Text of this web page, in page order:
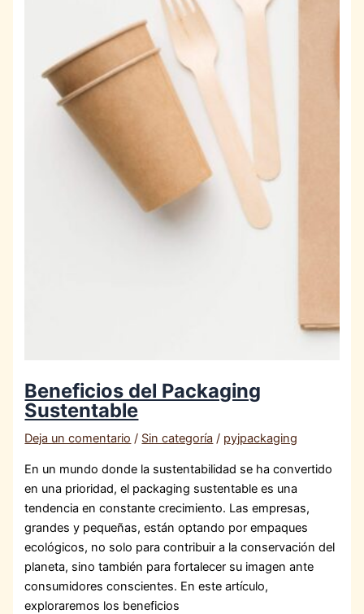
Beneficios del Packaging
Sustentable
Deja un comentario / Sin categoría / pyjpackaging
En un mundo donde la sustentabilidad se ha convertido
en una prioridad, el packaging sustentable es una
tendencia en constante crecimiento. Las empresas,
grandes y pequeñas, están optando por empaques
ecológicos, no solo para contribuir a la conservación del
planeta, sino también para fortalecer su imagen ante
consumidores conscientes. En este artículo,
exploraremos los beneficios